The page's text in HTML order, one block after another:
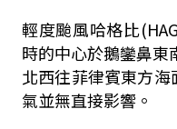
輕度颱風哈格比
時的中心於鵝鑾鼻東
北西往菲律賓東方
氣並無直接影響。